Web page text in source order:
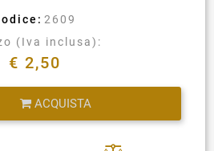
2609
(Iva inclusa):
€ 2,50
ACQUISTA